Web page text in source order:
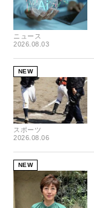
ニュース
2026.08.03
NEW
スポーツ
2026.08.06
NEW